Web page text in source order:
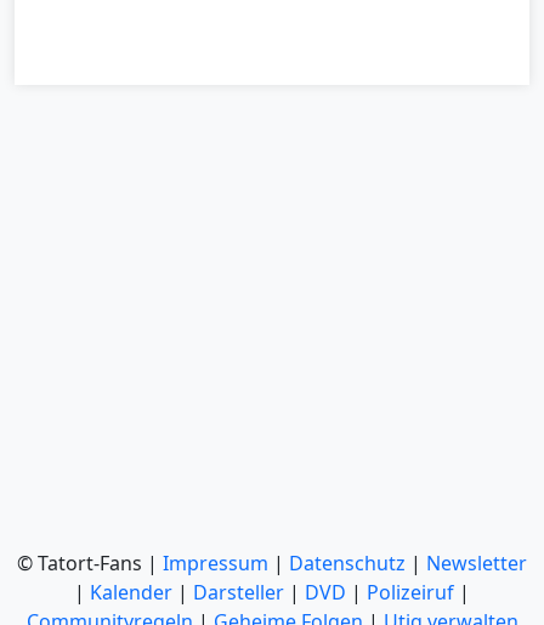
© Tatort-Fans | Impressum | Datenschutz | Newsletter
| Kalender | Darsteller | DVD | Polizeiruf |